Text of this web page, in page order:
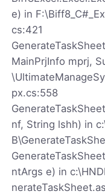
e) in
cs:421
MainPrjInfo mprj,
px.cs:558
nf, String lshh) in
ntArgs e) in